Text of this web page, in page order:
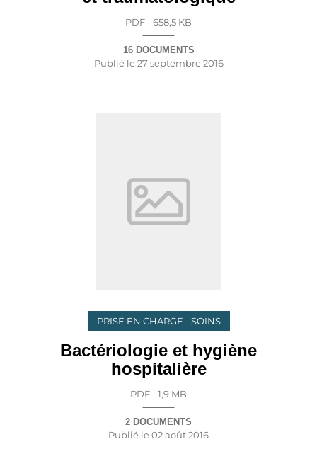
PDF - 658,5 KB
16 DOCUMENTS
Publié le27 septembre 2016
PRISE EN CHARGE - SOINS
Bactériologie et hygiène
hospitalière
PDF - 1,9 MB
2 DOCUMENTS
Publié le02 août 2016